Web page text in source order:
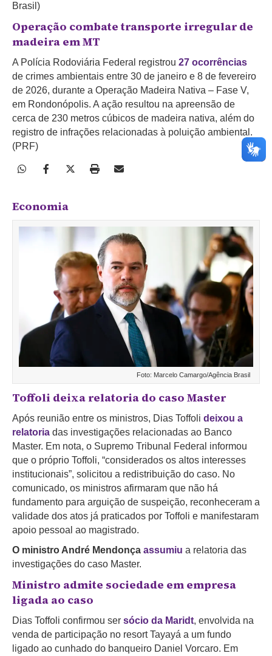
Brasil)
Operação combate transporte irregular de
madeira em MT
A Polícia Rodoviária Federal registrou 27 ocorrências
de crimes ambientais entre 30 de janeiro e 8 de fevereiro
de 2026, durante a Operação Madeira Nativa – Fase V,
em Rondonópolis. A ação resultou na apreensão de
cerca de 230 metros cúbicos de madeira nativa, além do
registro de infrações relacionadas à poluição ambiental.
(PRF)
Economia
Foto: Marcelo Camargo/Agência Brasil
Toffoli deixa relatoria do caso Master
Após reunião entre os ministros, Dias Toffoli deixou a
relatoria das investigações relacionadas ao Banco
Master. Em nota, o Supremo Tribunal Federal informou
que o próprio Toffoli, “considerados os altos interesses
institucionais”, solicitou a redistribuição do caso. No
comunicado, os ministros afirmaram que não há
fundamento para arguição de suspeição, reconheceram a
validade dos atos já praticados por Toffoli e manifestaram
apoio pessoal ao magistrado.
O ministro André Mendonça assumiu a relatoria das
investigações do caso Master.
Ministro admite sociedade em empresa
ligada ao caso
Dias Toffoli confirmou ser sócio da Maridt, envolvida na
venda de participação no resort Tayayá a um fundo
ligado ao cunhado do banqueiro Daniel Vorcaro. Em